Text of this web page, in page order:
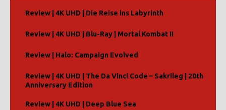
Review | 4K UHD | Die Reise ins Labyrinth
Review | 4K UHD | Blu-Ray | Mortal Kombat II
Review | Halo: Campaign Evolved
Review | 4K UHD | The Da Vinci Code – Sakrileg | 20th
Anniversary Edition
Review | 4K UHD | Deep Blue Sea